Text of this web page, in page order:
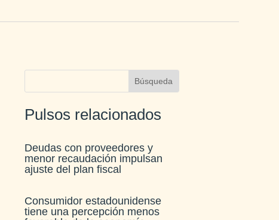
Pulsos relacionados
Deudas con proveedores y
menor recaudación impulsan
ajuste del plan fiscal​
Consumidor estadounidense
tiene una percepción menos